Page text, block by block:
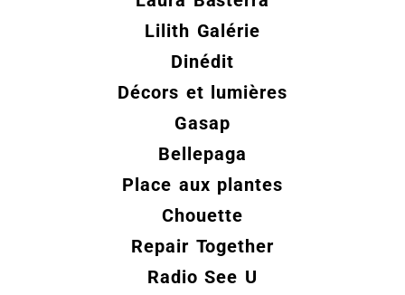
Lilith Galérie
Dinédit
Décors et lumières
Gasap
Bellepaga
Place aux plantes
Chouette
Repair Together
Radio See U